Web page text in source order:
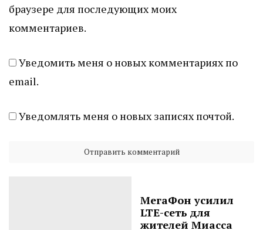
браузере для последующих моих
комментариев.
Уведомить меня о новых комментариях по
email.
Уведомлять меня о новых записях почтой.
МегаФон усилил
LTE-сеть для
жителей Миасса